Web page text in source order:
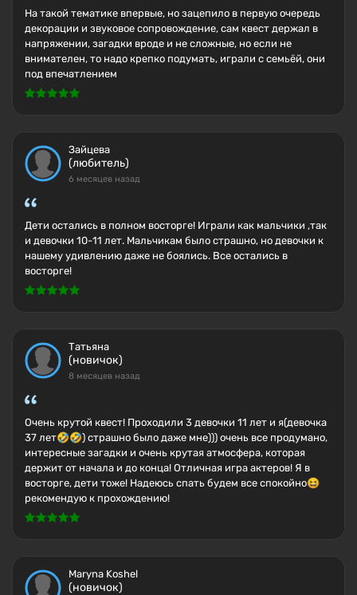
На такой тематике впервые, но зацепило в первую очередь
декорации и звуковое сопровождение, сам квест держал в
напряжении, загадки вроде и не сложные, но если не
внимателен, то надо крепко подумать, играли с семьёй, они
под впечатлением
Зайцева
(любитель)
6 месяцев назад
Дети остались в полном восторге! Играли как мальчики ,так
и девочки 10-11 лет. Мальчикам было страшно, но девочки к
нашему удивлению даже не боялись. Все остались в
восторге!
Татьяна
(новичок)
8 месяцев назад
Очень крутой квест! Проходили 3 девочки 11 лет и я(девочка
37 лет🤣🤣) страшно было даже мне))) очень все продумано,
интересные загадки и очень крутая атмосфера, которая
держит от начала и до конца! Отличная игра актеров! Я в
восторге, дети тоже! Надеюсь спать будем все спокойно😆
рекомендую к прохождению!
Maryna Koshel
(новичок)